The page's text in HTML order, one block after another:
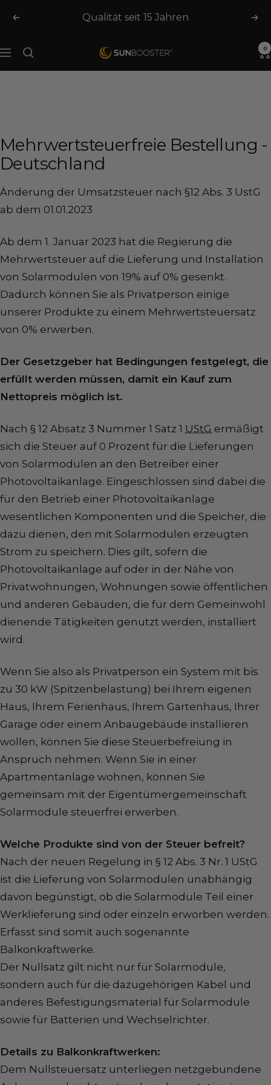
Previous
Qualität seit 15 Jahren
Navigation SUNBOOSTER.com
0
Mehrwertsteuerfreie Bestellung -
Deutschland
Änderung der Umsatzsteuer nach §12 Abs. 3 UstG
ab dem 01.01.2023
Ab dem 1. Januar 2023 hat die Regierung die
Mehrwertsteuer auf die Lieferung und Installation
von Solarmodulen von 19% auf 0% gesenkt.
Dadurch können Sie als Privatperson einige
unserer Produkte zu einem Mehrwertsteuersatz
von 0% erwerben.
Der Gesetzgeber hat Bedingungen festgelegt, die
erfüllt werden müssen, damit ein Kauf zum
Nettopreis möglich ist.
Nach § 12 Absatz 3 Nummer 1 Satz 1 UStG ermäßigt
sich die Steuer auf 0 Prozent für die Lieferungen
von Solarmodulen an den Betreiber einer
Photovoltaikanlage. Eingeschlossen sind dabei die
für den Betrieb einer Photovoltaikanlage
wesentlichen Komponenten und die Speicher, die
dazu dienen, den mit Solarmodulen erzeugten
Strom zu speichern. Dies gilt, sofern die
Photovoltaikanlage auf oder in der Nähe von
Privatwohnungen, Wohnungen sowie öffentlichen
und anderen Gebäuden, die für dem Gemeinwohl
dienende Tätigkeiten genutzt werden, installiert
wird.
Wenn Sie also als Privatperson ein System mit bis
zu 30 kW (Spitzenbelastung) bei Ihrem eigenen
Haus, Ihrem Ferienhaus, Ihrem Gartenhaus, Ihrer
Garage oder einem Anbaugebäude installieren
wollen, können Sie diese Steuerbefreiung in
Anspruch nehmen. Wenn Sie in einer
Apartmentanlage wohnen, können Sie
gemeinsam mit der Eigentümergemeinschaft
Solarmodule steuerfrei erwerben.
Welche Produkte sind von der Steuer befreit?
Nach der neuen Regelung in § 12 Abs. 3 Nr. 1 UStG
ist die Lieferung von Solarmodulen unabhängig
davon begünstigt, ob die Solarmodule Teil einer
Werklieferung sind oder einzeln erworben werden.
Erfasst sind somit auch sogenannte
Balkonkraftwerke.
Der Nullsatz gilt nicht nur für Solarmodule,
sondern auch für die dazugehörigen Kabel und
anderes Befestigungsmaterial für Solarmodule
sowie für Batterien und Wechselrichter.
Details zu Balkonkraftwerken:
Dem Nullsteuersatz unterliegen netzgebundene